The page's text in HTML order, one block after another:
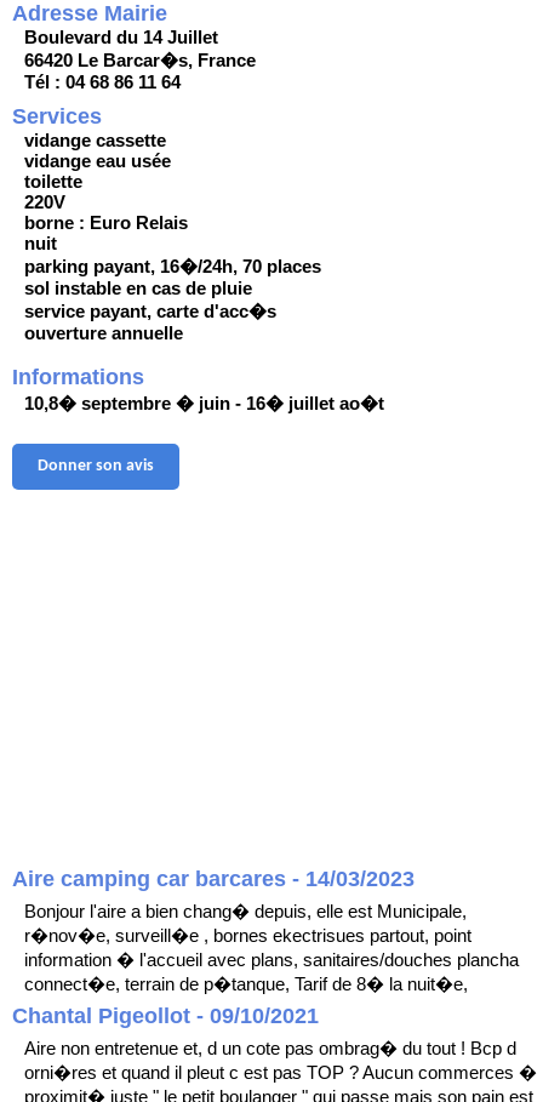
Adresse Mairie
Boulevard du 14 Juillet
66420 Le Barcar�s, France
Tél : 04 68 86 11 64
Services
vidange cassette
vidange eau usée
toilette
220V
borne : Euro Relais
nuit
parking payant, 16�/24h, 70 places
sol instable en cas de pluie
service payant, carte d'acc�s
ouverture annuelle
Informations
10,8� septembre � juin - 16� juillet ao�t
Donner son avis
Aire camping car barcares - 14/03/2023
Bonjour l'aire a bien chang� depuis, elle est Municipale,
r�nov�e, surveill�e , bornes ekectrisues partout, point
information � l'accueil avec plans, sanitaires/douches plancha
connect�e, terrain de p�tanque, Tarif de 8� la nuit�e,
Chantal Pigeollot - 09/10/2021
Aire non entretenue et, d un cote pas ombrag� du tout ! Bcp d
orni�res et quand il pleut c est pas TOP ? Aucun commerces �
proximit� juste " le petit boulanger " qui passe mais son pain est